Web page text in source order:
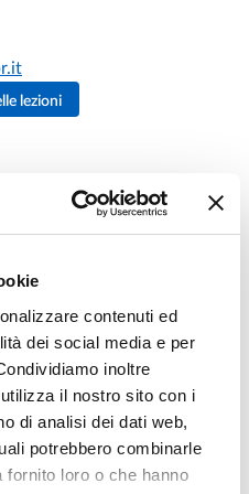
contenuti ed
dei social media e per
inoltre
il nostro sito con i
di analisi dei dati web,
potrebbero combinarle
loro o che hanno
lezioni
2026/2027
(ABILITANTE
AUDIOPROTESISTA)
Anno: 1°